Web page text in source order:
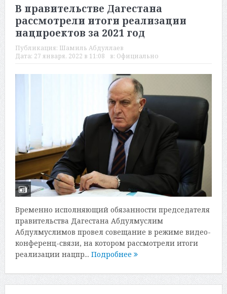
В правительстве Дагестана
рассмотрели итоги реализации
нацпроектов за 2021 год
Публикация: Шамиль Абдуллаев
Дата: 27 января, 2022 в 11:08 в: Официально
Временно исполняющий обязанности председателя
правительства Дагестана Абдулмуслим
Абдулмуслимов провел совещание в режиме видео-
конференц-связи, на котором рассмотрели итоги
реализации нацпр... Подробнее